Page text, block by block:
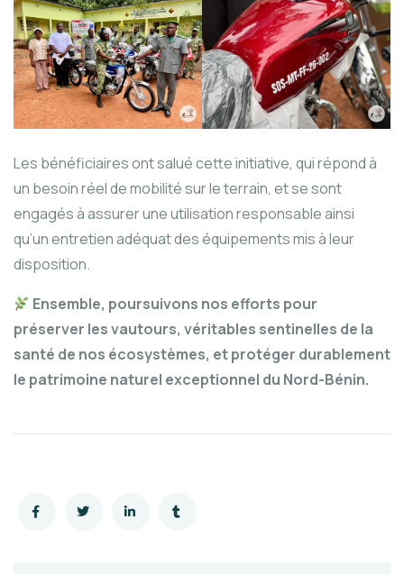
Les bénéficiaires ont salué cette initiative, qui répond à
un besoin réel de mobilité sur le terrain, et se sont
engagés à assurer une utilisation responsable ainsi
qu’un entretien adéquat des équipements mis à leur
disposition.
Ensemble, poursuivons nos efforts pour
préserver les vautours, véritables sentinelles de la
santé de nos écosystèmes, et protéger durablement
le patrimoine naturel exceptionnel du Nord-Bénin.